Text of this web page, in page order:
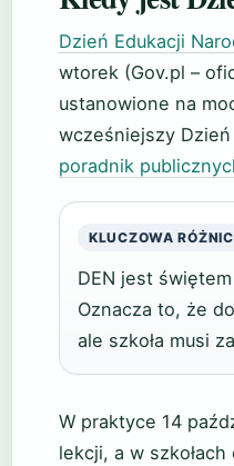
Dzień Edukacji
wtorek (Gov.pl –
ustanowione na
wcześniejszy
poradnik
KLUCZOWA
DEN jest
Oznacza to, że
ale szkoła musi
W praktyce 14
lekcji, a w